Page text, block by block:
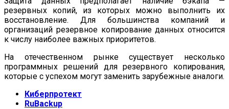
резервных копий, из которых можно выполнить их
восстановление. Для большинства компаний и
организаций резервное копирование данных относится
к числу наиболее важных приоритетов.
На отечественном рынке существует несколько
программных решений для резервного копирования,
которые с успехом могут заменить зарубежные аналоги.
Киберпротект
RuBackup